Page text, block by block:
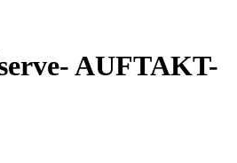
AUFTAKT-